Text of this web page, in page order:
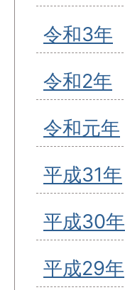
令和3年
令和2年
令和元年
平成31年
平成30年
平成29年